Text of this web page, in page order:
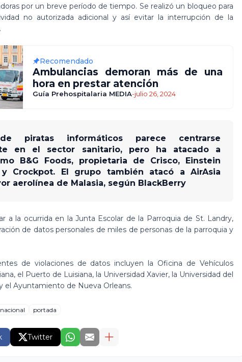
por un breve período de tiempo. Se realizó un bloqueo para
no autorizada adicional y así evitar la interrupción de la
Recomendado
Ambulancias demoran más de una
hora en prestar atención
Guía Prehospitalaria MEDIA-julio 26, 2024
piratas informáticos parece centrarse
en el sector sanitario, pero ha atacado a
B&G Foods, propietaria de Crisco, Einstein
Crockpot. El grupo también atacó a AirAsia
aerolínea de Malasia, según BlackBerry
a la ocurrida en la Junta Escolar de la Parroquia de St. Landry,
de datos personales de miles de personas de la parroquia y
de violaciones de datos incluyen la Oficina de Vehículos
el Puerto de Luisiana, la Universidad Xavier, la Universidad del
el Ayuntamiento de Nueva Orleans.
portada
Twitter